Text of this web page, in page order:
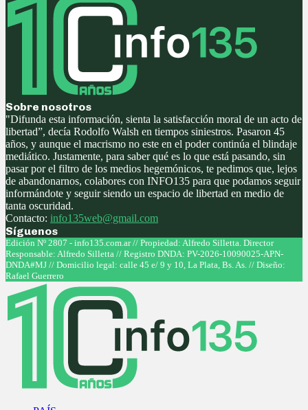
Sobre nosotros
"Difunda esta información, sienta la satisfacción moral de un acto de
libertad”, decía Rodolfo Walsh en tiempos siniestros. Pasaron 45
años, y aunque el macrismo no este en el poder continúa el blindaje
mediático. Justamente, para saber qué es lo que está pasando, sin
pasar por el filtro de los medios hegemónicos, te pedimos que, lejos
de abandonarnos, colabores con INFO135 para que podamos seguir
informándote y seguir siendo un espacio de libertad en medio de
tanta oscuridad.
Contacto: info135web@gmail.com
Síguenos
Facebook
Twitter
Instagram
Youtube
Edición Nº 2807 - info135.com.ar // Propiedad: Alfredo Silletta. Director
Responsable: Alfredo Silletta // Registro DNDA: PV-2026-10090025-APN-
DNDA#MJ // Domicilio legal: calle 45 e/ 9 y 10, La Plata, Bs. As. // Diseño:
Rafael Guerrero